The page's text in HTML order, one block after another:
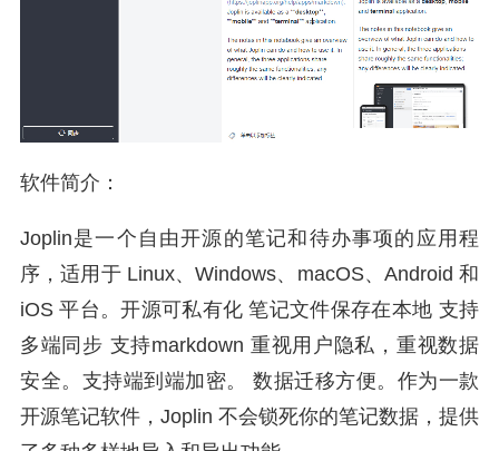
软件简介：
Joplin是一个自由开源的笔记和待办事项的应用程
序，适用于 Linux、Windows、macOS、Android 和
iOS 平台。开源可私有化 笔记文件保存在本地 支持
多端同步 支持markdown 重视用户隐私，重视数据
安全。支持端到端加密。 数据迁移方便。作为一款
开源笔记软件，Joplin 不会锁死你的笔记数据，提供